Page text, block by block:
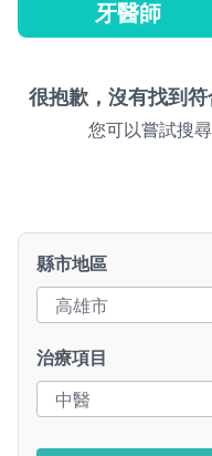
牙醫師
很抱歉，沒有找到符
您可以嘗試搜
縣市地區
治療項目